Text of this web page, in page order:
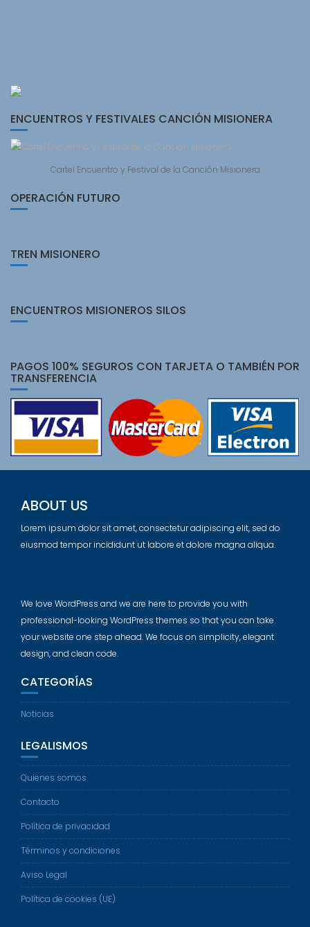
ENCUENTROS Y FESTIVALES CANCIÓN MISIONERA
Cartel Encuentro y Festival de la Canción Misionera
OPERACIÓN FUTURO
TREN MISIONERO
ENCUENTROS MISIONEROS SILOS
PAGOS 100% SEGUROS CON TARJETA O TAMBIÉN POR
TRANSFERENCIA
ABOUT US
Lorem ipsum dolor sit amet, consectetur adipiscing elit, sed do
eiusmod tempor incididunt ut labore et dolore magna aliqua.
We love WordPress and we are here to provide you with
professional-looking WordPress themes so that you can take
your website one step ahead. We focus on simplicity, elegant
design, and clean code.
CATEGORÍAS
Noticias
LEGALISMOS
Quienes somos
Contacto
Política de privacidad
Términos y condiciones
Aviso Legal
Política de cookies (UE)